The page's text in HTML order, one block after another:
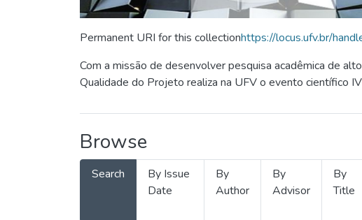
Permanent URI for this collectionhttps://locus.ufv.br/
Com a missão de desenvolver pesquisa acadêmica de
Qualidade do Projeto realiza na UFV o evento científico
Browse
Search
By Issue
Date
By
Author
By
Advisor
By
Title